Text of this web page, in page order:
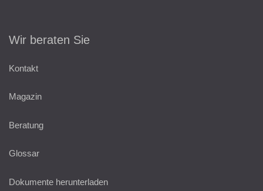
Wir beraten Sie
Kontakt
Magazin
Beratung
Glossar
Dokumente herunterladen